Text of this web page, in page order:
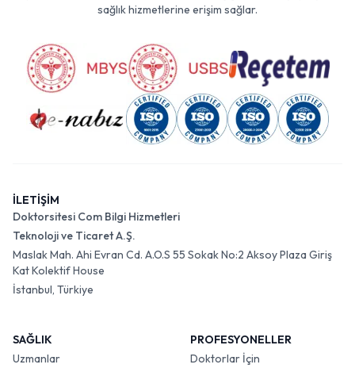
sağlık hizmetlerine erişim sağlar.
İLETİŞİM
Doktorsitesi Com Bilgi Hizmetleri
Teknoloji ve Ticaret A.Ş.
Maslak Mah. Ahi Evran Cd. A.O.S 55 Sokak No:2 Aksoy Plaza Giriş
Kat Kolektif House
İstanbul, Türkiye
SAĞLIK
Uzmanlar
PROFESYONELLER
Doktorlar İçin